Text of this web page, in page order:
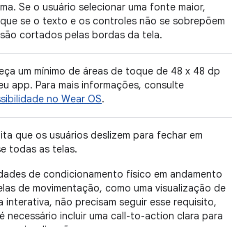
Se o usuário selecionar uma fonte maior,
se o texto e os controles não se sobrepõem
cortados pelas bordas da tela.
um mínimo de áreas de toque de 48 x 48 dp
app. Para mais informações, consulte
no Wear OS.
que os usuários deslizem para fechar em
todas as telas.
de condicionamento físico em andamento
de movimentação, como uma visualização de
interativa, não precisam seguir esse requisito,
necessário incluir uma call-to-action clara para